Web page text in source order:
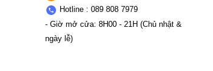
Hotline : 089 808 7979
- Giờ mở cửa: 8H00 - 21H (Chủ nhật &
ngày lễ)